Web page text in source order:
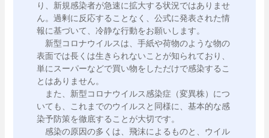
り、新規感染者が急速に拡大する状況ではありませ
ん。過剰に反応することなく、公式に発表された情
報に基づいて、冷静な行動をお願いします。
新型コロナウイルスは、手紙や荷物のような物の
表面では長くは生きられないことが知られており、
単にスーパーなどで買い物をしただけで感染するこ
とはありません。
また、新型コロナウイルス感染症（変異株）につ
いても、これまでのウイルスと同様に、基本的な感
染予防策を徹底することが大切です。
感染の原因の多くは、飛沫によるものと、ウイル